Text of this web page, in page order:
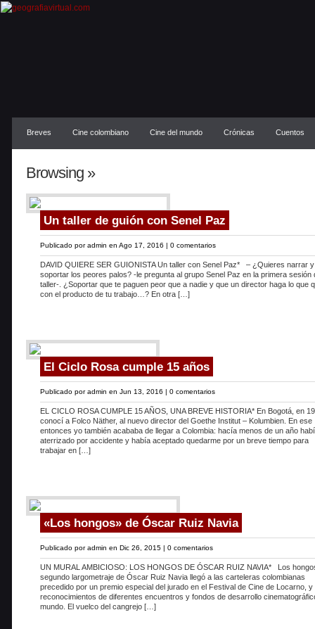
Breves Cine colombiano Cine del mundo Crónicas Cuentos
Browsing »
Un taller de guión con Senel Paz
Publicado poradmin en Ago 17, 2016 | 0 comentarios
DAVID QUIERE SER GUIONISTA Un taller con Senel Paz* – ¿Quieres narrar y
soportar los peores palos? -le pregunta al grupo Senel Paz en la primera sesión
taller-. ¿Soportar que te paguen peor que a nadie y que un director haga lo que
con el producto de tu trabajo…? En otra […]
El Ciclo Rosa cumple 15 años
Publicado poradmin en Jun 13, 2016 | 0 comentarios
EL CICLO ROSA CUMPLE 15 AÑOS, UNA BREVE HISTORIA* En Bogotá, en
conocí a Folco Näther, al nuevo director del Goethe Institut – Kolumbien. En ese
entonces yo también acababa de llegar a Colombia: hacía menos de un año
aterrizado por accidente y había aceptado quedarme por un breve tiempo para
trabajar en […]
«Los hongos» de Óscar Ruiz Navia
Publicado poradmin en Dic 26, 2015 | 0 comentarios
UN MURAL AMBICIOSO: LOS HONGOS DE ÓSCAR RUIZ NAVIA* Los
segundo largometraje de Óscar Ruiz Navia llegó a las carteleras colombianas
precedido por un premio especial del jurado en el Festival de Cine de Locarno, y
reconocimientos de diferentes encuentros y fondos de desarrollo
mundo. El vuelco del cangrejo […]